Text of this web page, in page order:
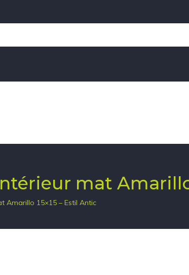
mat
Amarillo 15×15 – Estil Antic